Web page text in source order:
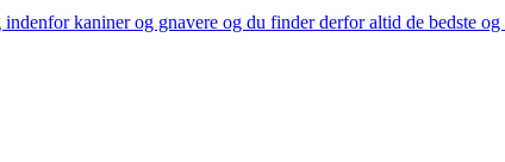
kaniner og gnavere og du finder derfor altid de bedste